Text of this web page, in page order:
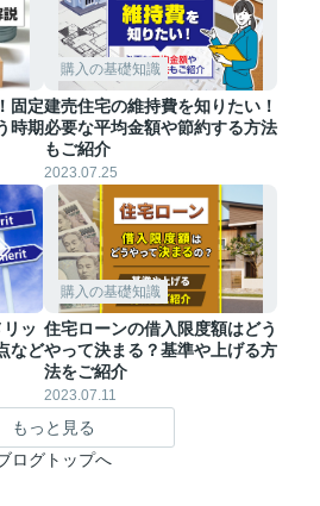
固定
時期
購入の基礎知識
建売住宅の維持費を知りたい！
必要な平均金額や節約する方法
もご紹介
2023.07.25
ッ
など
購入の基礎知識
住宅ローンの借入限度額はどう
やって決まる？基準や上げる方
法をご紹介
2023.07.11
もっと見る
ログトップへ